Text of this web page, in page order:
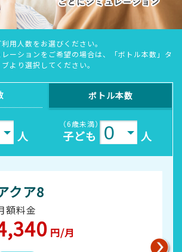
利用人数をお選びください。
ーションをご希望の場合は、「ボトル本数」タ
ブより選択してください。
ボトル本数
人 子ども
（6歳未満）
人
クア8
額料金
円/月